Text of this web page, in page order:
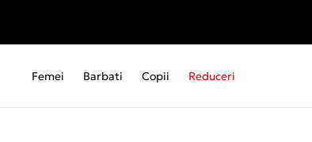
Femei Barbati Copii Reduceri